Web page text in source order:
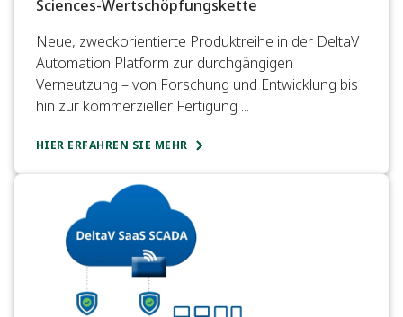
Sciences-Wertschöpfungskette
Neue, zweckorientierte Produktreihe in der DeltaV
Automation Platform zur durchgängigen
Verneutzung – von Forschung und Entwicklung bis
hin zur kommerzieller Fertigung ...
HIER ERFAHREN SIE MEHR